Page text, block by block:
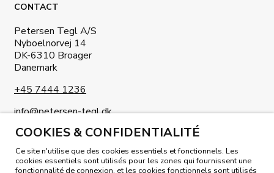
COOKIES & CONFIDENTIALITÉ
Ce site n'utilise que des cookies essentiels et fonctionnels. Les
cookies essentiels sont utilisés pour les zones qui fournissent une
fonctionnalité de connexion, et les cookies fonctionnels sont utilisés
CONTACT
Petersen Tegl A/S
Nyboelnorvej 14
DK-6310 Broager
Danemark
+45 7444 1236
info@petersen-tegl.dk